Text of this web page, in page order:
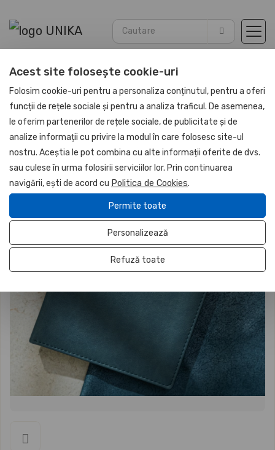
Acasă Agende Agende Piele PU 2026
NOU
UNIKA
Acest site folosește cookie-uri
Folosim cookie-uri pentru a personaliza conținutul, pentru a oferi
funcții de rețele sociale și pentru a analiza traficul. De asemenea,
le oferim partenerilor de rețele sociale, de publicitate și de
analize informații cu privire la modul în care folosesc site-ul
nostru. Aceștia le pot combina cu alte informații oferite de dvs.
sau culese în urma folosirii serviciilor lor. Prin continuarea
navigării, ești de acord cu Politica de Cookies.
Permite toate
Personalizează
Refuză toate